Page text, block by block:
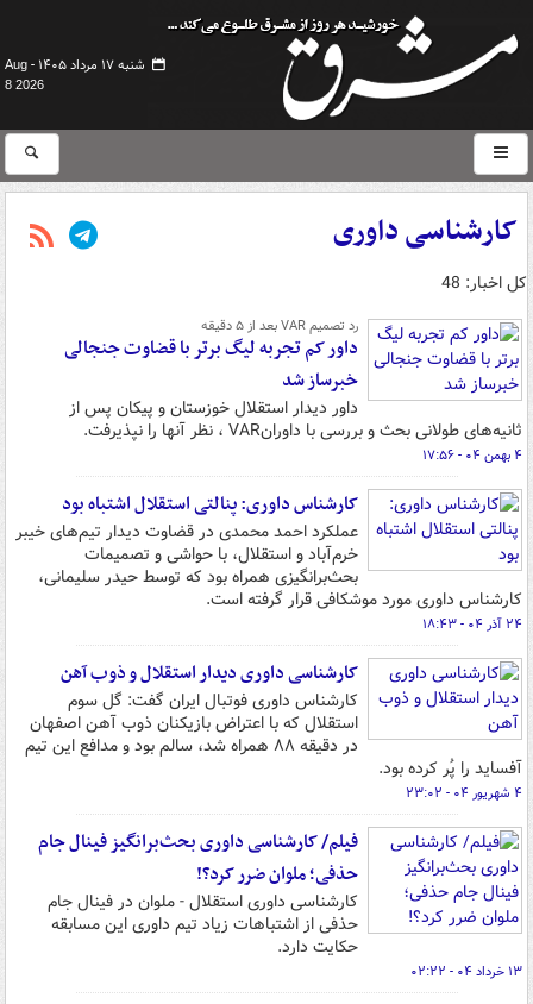
شنبه ۱۷ مرداد ۱۴۰۵ -
Aug
8 2026
کارشناسی داوری
کل اخبار: 48
رد تصمیم ‏VAR‏ بعد از ۵ دقیقه
داور کم تجربه لیگ برتر با قضاوت جنجالی
خبرساز شد
داور دیدار استقلال خوزستان و پیکان پس از
ثانیه‌های طولانی بحث و بررسی با داوران‎ ‎VAR، نظر آنها را نپذیرفت.
۴ بهمن ۰۴ - ۱۷:۵۶
کارشناس داوری: پنالتی استقلال اشتباه بود
عملکرد احمد محمدی در قضاوت دیدار تیم‌های خیبر
خرم‌آباد و استقلال، با حواشی و تصمیمات
بحث‌برانگیزی همراه بود که توسط حیدر سلیمانی،
کارشناس داوری مورد موشکافی قرار گرفته است.
۲۴ آذر ۰۴ - ۱۸:۴۳
کارشناسی داوری دیدار استقلال و ذوب آهن
کارشناس داوری فوتبال ایران گفت: گل سوم
استقلال که با اعتراض بازیکنان ذوب آهن اصفهان
در دقیقه ۸۸ همراه شد، سالم بود و مدافع این تیم
آفساید را پُر کرده بود.
۴ شهریور ۰۴ - ۲۳:۰۲
فیلم/ کارشناسی داوری بحث‌برانگیز فینال جام
حذفی؛ ملوان ضرر کرد؟!
کارشناسی داوری استقلال - ملوان در فینال جام
حذفی از اشتباهات زیاد تیم داوری این مسابقه
حکایت دارد.
۱۳ خرداد ۰۴ - ۰۲:۲۲